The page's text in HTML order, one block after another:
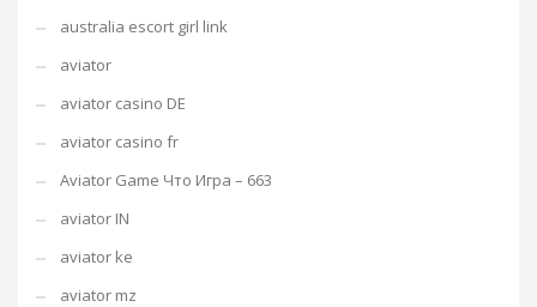
australia escort girl link
aviator
aviator casino DE
aviator casino fr
Aviator Game Что Игра – 663
aviator IN
aviator ke
aviator mz